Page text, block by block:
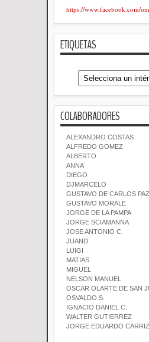
https://www.facebook.com/
ETIQUETAS
COLABORADORES
ALEXANDRO COSTAS
ALFREDO GOMEZ
ALBERTO
ANNA
DIEGO
DJMARCELO
GUSTAVO DE CARLOS PAZ
GUSTAVO MORALE
JORGE DE LA PAMPA
JORGE SCIAMANNA
JOSE ANTONIO C.
JUAND
LUIGI
MATIAS
MIGUEL
NELSON MANUEL
OSCAR OLARTE DE SAN
OSVALDO S.
IGNACIO DANIEL C.
WALTER GUTIERREZ
JORGE EDUARDO